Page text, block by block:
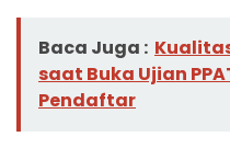
Baca Juga :
saat Buka Ujian
Pendaftar